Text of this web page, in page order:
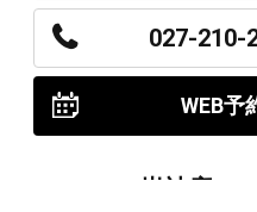
027-210-
WEB予
岩神店の